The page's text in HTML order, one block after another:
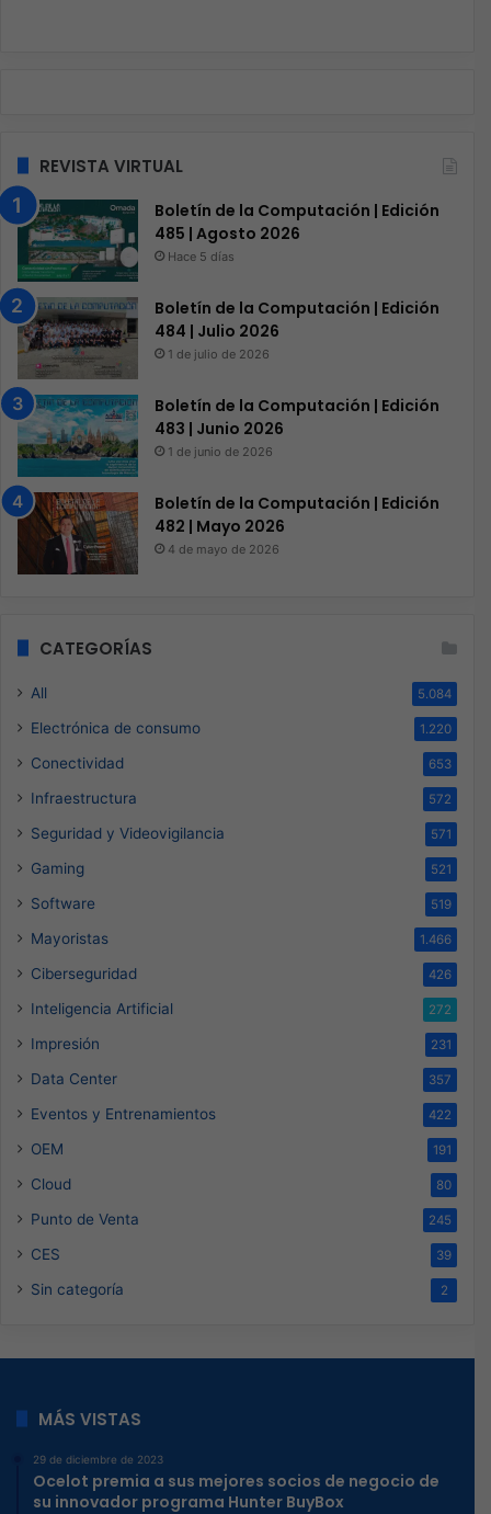
REVISTA VIRTUAL
Boletín de la Computación | Edición
485 | Agosto 2026
Hace 5 días
Boletín de la Computación | Edición
484 | Julio 2026
1 de julio de 2026
Boletín de la Computación | Edición
483 | Junio 2026
1 de junio de 2026
Boletín de la Computación | Edición
482 | Mayo 2026
4 de mayo de 2026
CATEGORÍAS
All 5.084
Electrónica de consumo 1.220
Conectividad 653
Infraestructura 572
Seguridad y Videovigilancia 571
Gaming 521
Software 519
Mayoristas 1.466
Ciberseguridad 426
Inteligencia Artificial 272
Impresión 231
Data Center 357
Eventos y Entrenamientos 422
OEM 191
Cloud 80
Punto de Venta 245
CES 39
Sin categoría 2
MÁS VISTAS
29 de diciembre de 2023
Ocelot premia a sus mejores socios de negocio de
su innovador programa Hunter BuyBox